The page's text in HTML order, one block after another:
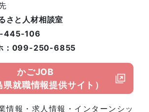
さと人材相談室
445-106
：099-250-6855
かごJOB
県就職情報提供サイト）
情報・求人情報・インターンシッ